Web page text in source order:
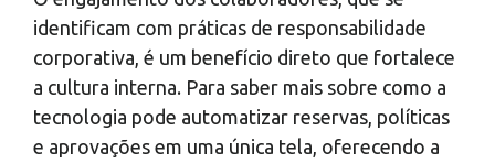
identificam com práticas de responsabilidade
corporativa, é um benefício direto que fortalece
a cultura interna. Para saber mais sobre como a
tecnologia pode automatizar reservas, políticas
e aprovações em uma única tela, oferecendo a